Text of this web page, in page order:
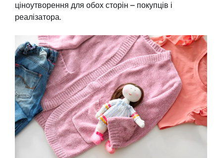
ціноутворення для обох сторін – покупців і
реалізатора.